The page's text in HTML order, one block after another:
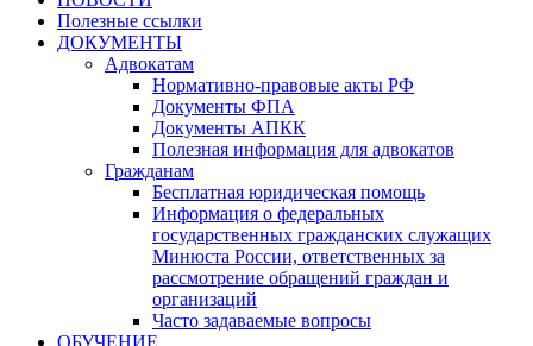
Полезные ссылки
ДОКУМЕНТЫ
Адвокатам
Нормативно-правовые акты РФ
Документы ФПА
Документы АПКК
Полезная информация для адвокатов
Гражданам
Бесплатная юридическая помощь
Информация о федеральных
государственных гражданских служащих
Минюста России, ответственных за
рассмотрение обращений граждан и
организаций
Часто задаваемые вопросы